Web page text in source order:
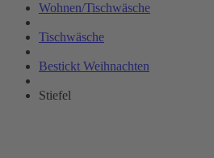
Wohnen/Tischwäsche
Tischwäsche
Bestickt Weihnachten
Stiefel